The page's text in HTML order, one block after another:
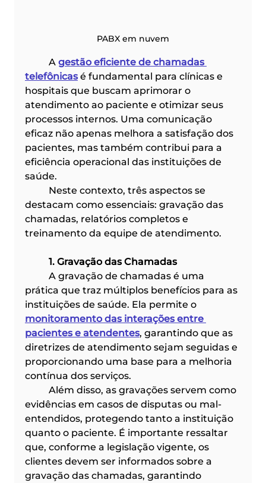
PABX em nuvem
	A
gestão eficiente de chamadas
telefônicas é fundamental para clínicas e
hospitais que buscam aprimorar o
atendimento ao paciente e otimizar seus
processos internos. Uma comunicação
eficaz não apenas melhora a satisfação dos
pacientes, mas também contribui para a
eficiência operacional das instituições de
saúde.
destacam como essenciais: gravação das
chamadas, relatórios completos e
treinamento da equipe de atendimento.​
	1. Gravação das Chamadas
prática que traz múltiplos benefícios para as
instituições de saúde. Ela permite o
monitoramento das interações entre
pacientes e atendentes, garantindo que as
diretrizes de atendimento sejam seguidas e
proporcionando uma base para a melhoria
contínua dos serviços.
evidências em casos de disputas ou mal-
entendidos, protegendo tanto a instituição
quanto o paciente. É importante ressaltar
que, conforme a legislação vigente, os
clientes devem ser informados sobre a
gravação das chamadas, garantindo